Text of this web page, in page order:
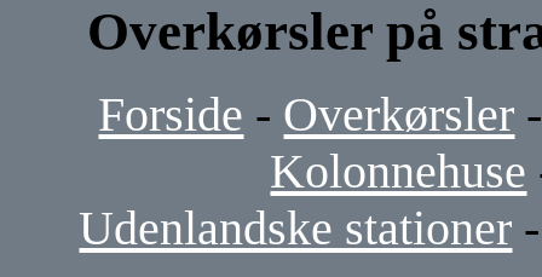
Overkørsler på
Forside - Overkørsler
Kolonnehuse
Udenlandske stationer